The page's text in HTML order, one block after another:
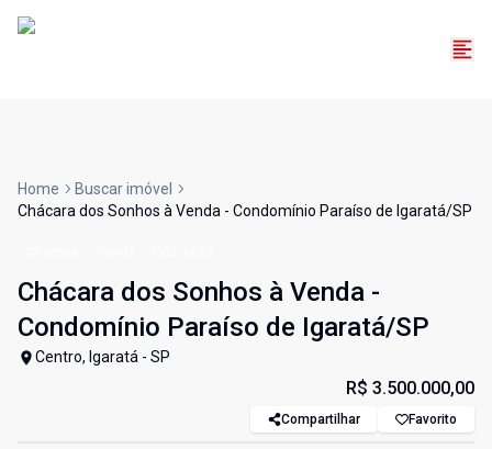
Home
Buscar imóvel
Chácara dos Sonhos à Venda - Condomínio Paraíso de Igaratá/SP
Chácara dos Sonhos à Venda -
Condomínio Paraíso de Igaratá/SP
Centro, Igaratá - SP
R$ 3.500.000,00
Compartilhar Favorito